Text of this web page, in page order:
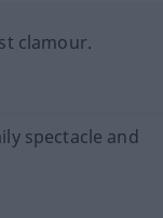
clamour.
spectacle and